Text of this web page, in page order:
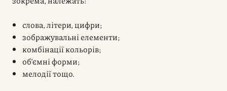
слова, літери, цифри;
зображувальні елементи;
комбінації кольорів;
об’ємні форми;
мелодії тощо.